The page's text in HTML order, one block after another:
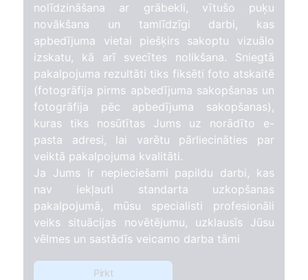
nolīdzināšana ar grābekli, vītušo puķu
novākšana un tamlīdzīgi darbi, kas
apbedījuma vietai piešķirs sakoptu vizuālo
izskatu, kā arī svecītes nolikšana. Sniegtā
pakalpojuma rezultāti tiks fiksēti foto atskaitē
(fotogrāfija pirms apbedījuma sakopšanas un
fotogrāfija pēc apbedījuma sakopšanas),
kuras tiks nosūtītas Jums uz norādīto e-
pasta adresi, lai varētu pārliecināties par
veiktā pakalpojuma kvalitāti.
Ja Jums ir nepieciešami papildu darbi, kas
nav iekļauti standarta uzkopšanas
pakalpojumā, mūsu specialisti profesionāli
veiks situācijas novētējumu, uzklausīs Jūsu
vēlmes un sastādīs veicamo darba tāmi
Pirkt